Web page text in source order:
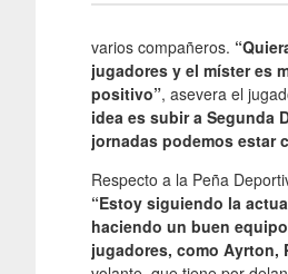
varios compañeros.
jugadores y el míster es
positivo”, asevera el
idea es subir a Segunda
jornadas podemos estar
Respecto a la Peña
“Estoy siguiendo la
haciendo un buen
jugadores, como Ayrton,